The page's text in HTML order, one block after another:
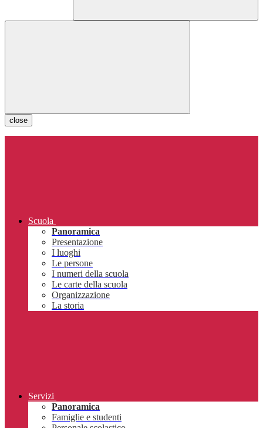
close
Scuola
Panoramica
Presentazione
I luoghi
Le persone
I numeri della scuola
Le carte della scuola
Organizzazione
La storia
Servizi
Panoramica
Famiglie e studenti